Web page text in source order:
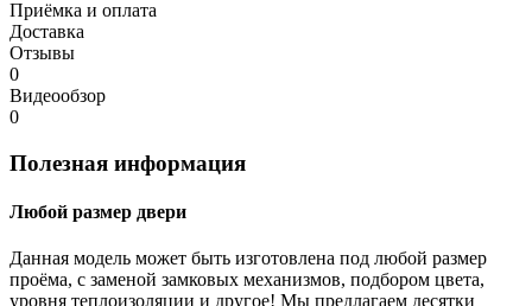
Приёмка и оплата
Доставка
Отзывы
0
Видеообзор
0
Полезная информация
Любой размер двери
Данная модель может быть изготовлена под любой размер
проёма, с заменой замковых механизмов, подбором цвета,
уровня теплоизоляции и другое! Мы предлагаем десятки